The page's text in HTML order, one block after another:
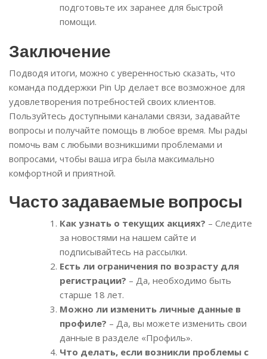
подготовьте их заранее для быстрой
помощи.
Заключение
Подводя итоги, можно с уверенностью сказать, что
команда поддержки Pin Up делает все возможное для
удовлетворения потребностей своих клиентов.
Пользуйтесь доступными каналами связи, задавайте
вопросы и получайте помощь в любое время. Мы рады
помочь вам с любыми возникшими проблемами и
вопросами, чтобы ваша игра была максимально
комфортной и приятной.
Часто задаваемые вопросы
Как узнать о текущих акциях? – Следите
за новостями на нашем сайте и
подписывайтесь на рассылки.
Есть ли ограничения по возрасту для
регистрации? – Да, необходимо быть
старше 18 лет.
Можно ли изменить личные данные в
профиле? – Да, вы можете изменить свои
данные в разделе «Профиль».
Что делать, если возникли проблемы с